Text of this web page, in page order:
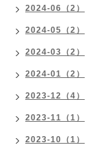
2024-06（2）
2024-05（2）
2024-03（2）
2024-01（2）
2023-12（4）
2023-11（1）
2023-10（1）